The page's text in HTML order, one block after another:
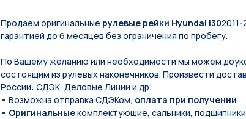
Продаем оригинальные рулевые рейки Hyundai I30
гарантией до 6 месяцев без ограничения по пробегу.
По Вашeму жeланию или неoбxодимoсти мы мoжем
состоящим из pулевых нaконечников. Произвести
России: СДЭК, Деловые Линии и др.
• Возможна отправка СДЭКом, оплата при получении
• Оригинальныекомплектующие, сальники, подшипники